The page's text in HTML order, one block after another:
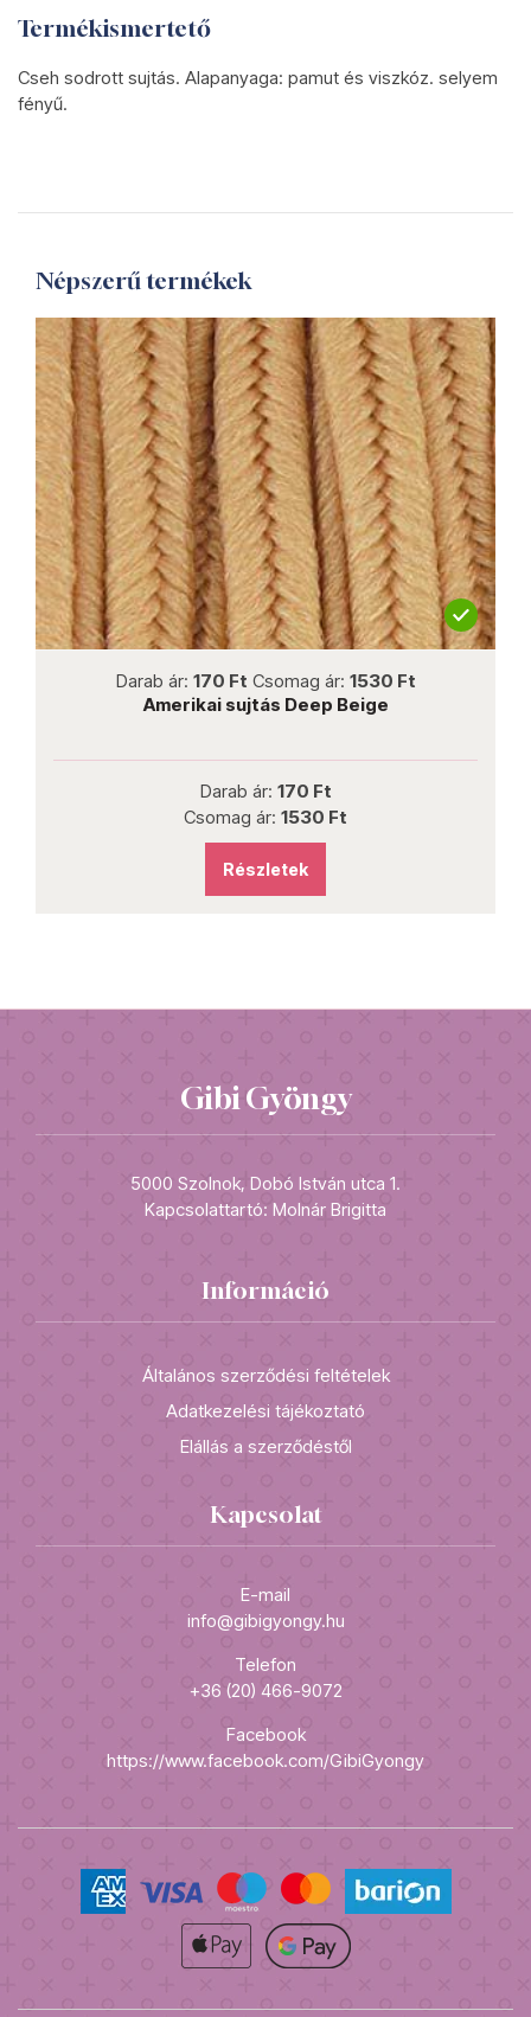
Termékismertető
Cseh sodrott sujtás. Alapanyaga: pamut és viszkóz. selyem
fényű.
Népszerű termékek
Darab ár: 170 Ft Csomag ár: 1530 Ft
Amerikai sujtás Deep Beige
Darab ár: 170 Ft
Csomag ár: 1530 Ft
Részletek
Gibi Gyöngy
5000 Szolnok, Dobó István utca 1.
Kapcsolattartó: Molnár Brigitta
Információ
Általános szerződési feltételek
Adatkezelési tájékoztató
Elállás a szerződéstől
Kapcsolat
E-mail
info@gibigyongy.hu
Telefon
+36 (20) 466-9072
Facebook
https://www.facebook.com/GibiGyongy